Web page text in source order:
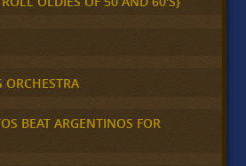
ORCHESTRA
BEAT ARGENTINOS FOR